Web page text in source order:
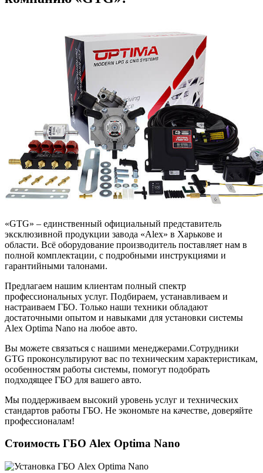
«GTG» – единственный официальный представитель
эксклюзивной продукции завода «Alex» в Харькове и
области. Всё оборудование производитель поставляет нам в
полной комплектации, с подробными инструкциями и
гарантийными талонами.
Предлагаем нашим клиентам полный спектр
профессиональных услуг. Подбираем, устанавливаем и
настраиваем ГБО. Только наши техники обладают
достаточными опытом и навыками для установки системы
Alex Optima Nano на любое авто.
Вы можете связаться с нашими менеджерами.Сотрудники
GTG проконсультируют вас по техническим характеристикам,
особенностям работы системы, помогут подобрать
подходящее ГБО для вашего авто.
Мы поддерживаем высокий уровень услуг и технических
стандартов работы ГБО. Не экономьте на качестве, доверяйте
профессионалам!
Стоимость ГБО Alex Optima Nano